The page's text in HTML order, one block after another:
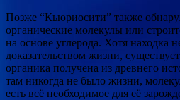
Позже “Кьюриосити” также
органические молекулы или
на основе углерода. Хотя находка
доказательством жизни,
органика получена из древнего
там никогда не было жизни,
есть всё необходимое для её